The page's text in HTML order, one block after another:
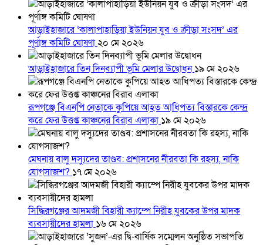
আড়াইহাজারে ‘কালাপাহাড়িয়া ইউনিয়ন যুব ও ক্রীড়া সংসদ’ এর
পূর্ণাঙ্গ কমিটি ঘোষণা২০ মে ২০২৬
আড়াইহাজারে তিন দিনব্যাপী ভূমি মেলার উদ্বোধন১৯ মে ২০২৬
রূপগঞ্জে বিএনপি নেতাকে কুপিয়ে আহত আধিপত্য বিস্তারকে কেন্দ্র
করে ফের উত্তপ্ত কাঞ্চনের বিরাব এলাকা ১৯ মে ২০২৬
মেঘনায় বালু দস্যুদের তাণ্ডব: প্রশাসনের নীরবতা কি রহস্য, নাকি
যোগসাজশ? ১৭ মে ২০২৬
সিদ্ধিরগঞ্জের আদমজী বিহারী ক্যাম্পে নিরীহ যুবকের উপর মাদক
ব্যবসায়ীদের হামলা ১৬ মে ২০২৬